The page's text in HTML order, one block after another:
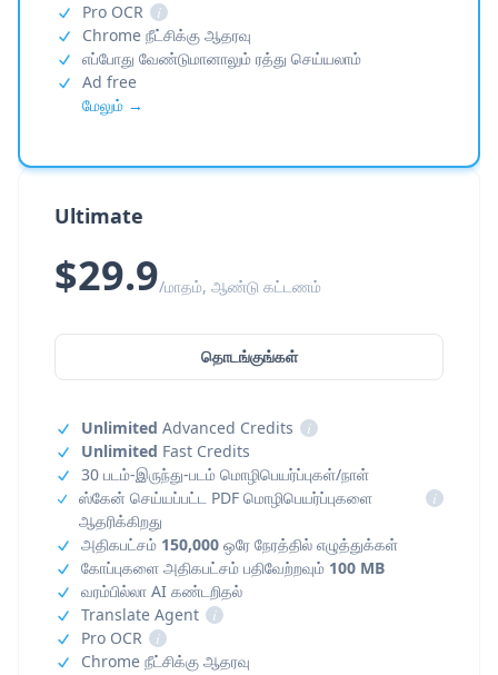
Pro OCR
i
Chrome நீட்சிக்கு ஆதரவு
எப்போது வேண்டுமானாலும் ரத்து செய்யலாம்
Ad free
மேலும் →
Ultimate
$29.9/மாதம், ஆண்டு கட்டணம்
தொடங்குங்கள்
Unlimited Advanced Credits
i
Unlimited Fast Credits
30 படம்-இருந்து-படம் மொழிபெயர்ப்புகள்/நாள்
ஸ்கேன் செய்யப்பட்ட PDF மொழிபெயர்ப்புகளை
ஆதரிக்கிறது
i
அதிகபட்சம் 150,000 ஒரே நேரத்தில் எழுத்துக்கள்
கோப்புகளை அதிகபட்சம் பதிவேற்றவும் 100 MB
வரம்பில்லா AI கண்டறிதல்
Translate Agent
i
Pro OCR
i
Chrome நீட்சிக்கு ஆதரவு